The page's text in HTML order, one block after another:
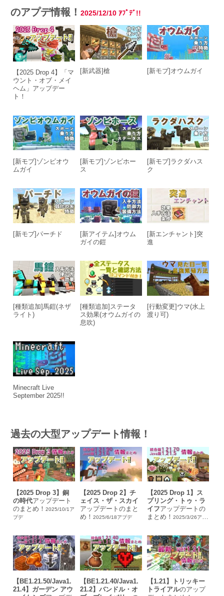
のアプデ情報！ 2025/12/10 ｱﾌﾟﾃﾞ!!
【2025 Drop 4】「マ
ウント・オブ・メイ
ヘム」アップデー
ト！
[新武器]槍 [新モブ]オウムガイ
[新モブ]ゾンビオウ
ムガイ
[新モブ]ゾンビホー
ス
[新モブ]ラクダハス
ク
[新モブ]パーチド
[新アイテム]オウム
ガイの鎧
[新エンチャント]突
進
[種類追加]馬鎧(ネザ
ライト)
[種類追加]ステータ
ス効果(オウムガイの
息吹)
[行動変更]ウマ(水上
渡り可)
Minecraft Live
September 2025!!
過去の大型アップデート情報！
【2025 Drop 3】銅
の時代アップデート
のまとめ！ 2025/10/1ア
プデ
【2025 Drop 2】チ
ェイス・ザ・スカイ
アップデートのまと
め！ 2025/6/18アプデ
【2025 Drop 1】ス
プリング・トゥ・ラ
イフアップデートの
まとめ！ 2025/3/26アプ
【BE1.21.50/Java1.
21.4】ガーデン アウ
【BE1.21.40/Java1.
21.2】バンドル・オ
【1.21】トリッキー
トライアルのアップ